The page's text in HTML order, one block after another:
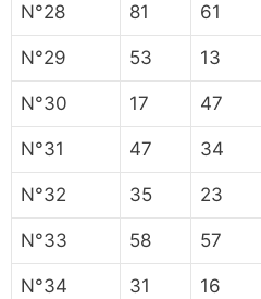
N°28 81 61
N°29 53 13
N°30 17 47
N°31 47 34
N°32 35 23
N°33 58 57
N°34 31 16